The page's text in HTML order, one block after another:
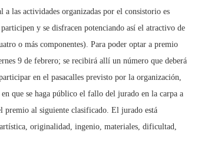
las actividades organizadas por el consistorio es
y se disfracen potenciando así el atractivo de
o más componentes). Para poder optar a premio
9 de febrero; se recibirá allí un número que deberá
en el pasacalles previsto por la organización,
que se haga público el fallo del jurado en la carpa a
premio al siguiente clasificado. El jurado está
originalidad, ingenio, materiales, dificultad,